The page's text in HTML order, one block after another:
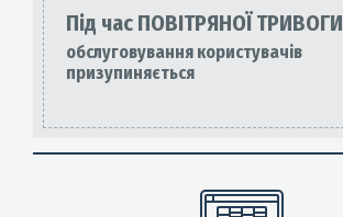
Під час ПОВІТРЯНОЇ ТРИВОГИ
обслуговування користувачів
призупиняється